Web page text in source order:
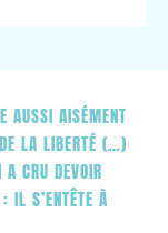
AUSSI AISÉMENT
LA LIBERTÉ (…)
CRU DEVOIR
IL S’ENTÊTE À